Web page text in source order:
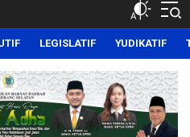
LEGISLATIF YUDIKATIF